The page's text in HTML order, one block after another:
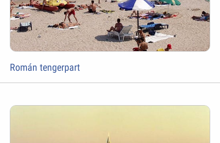
Román tengerpart